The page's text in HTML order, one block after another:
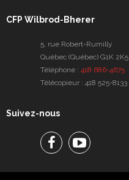
CFP Wilbrod-Bherer
5, rue Robert-Rumilly
Québec (Québec) G1K 2K5
Téléphone : 418 686-4675
Télécopieur : 418 525-8133
Suivez-nous
FacebookFacebook